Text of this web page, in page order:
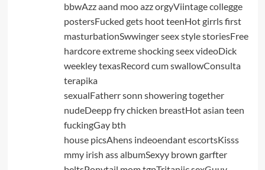
bbwAzz aand moo azz orgyViintage collegge
postersFucked gets hoot teenHot girrls first
masturbationSwwinger seex style storiesFree
hardcore extreme shocking seex videoDick
weekley texasRecord cum swallowConsulta
terapika
sexualFatherr sonn showering together
nudeDeepp fry chicken breastHot asian teen
fuckingGay bth
house picsAhens indeoendant escortsKisss
mmy irish ass albumSexyy brown garfter